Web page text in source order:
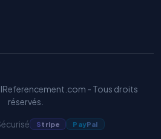
- Tous droits
réservés.
Stripe PayPal